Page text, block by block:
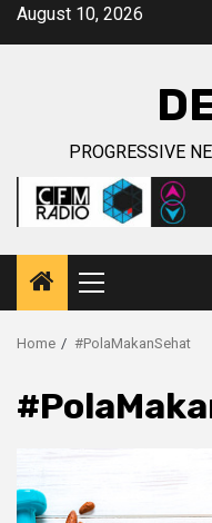
SkipAugust 10, 2026
PROGRESSIVE
Primary
Menu
Home #PolaMakanSehat